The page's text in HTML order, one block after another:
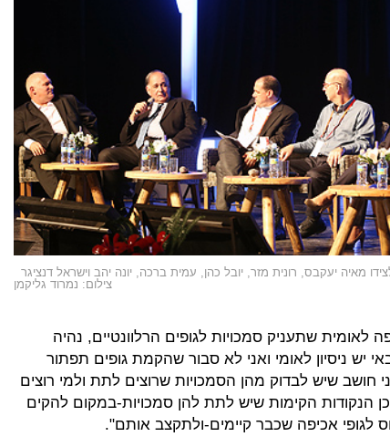
מאיה יעקבס, רונית מזר, יובל כהן, עמית ברכה, יונה יהב וישראל דנציגר
צילום: נמרוד גליקמן
שתעניק סמכויות לגופים הרלוונטיים, נהיה
יש ניסיון לאומי ואני לא סבור שהקמת גופים תפתור
חושב שיש לבדוק מהן הסמכויות שרוצים לתת ולמי רוצים
הנקודות הקימות שיש לתת להן סמכויות-במקום להקים
לגופי אכיפה שכבר קיימים-ולתקצב אותם".